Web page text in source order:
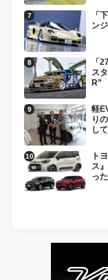
「
ン
「
ス
R”
軽
り
し
ト
ス
っ